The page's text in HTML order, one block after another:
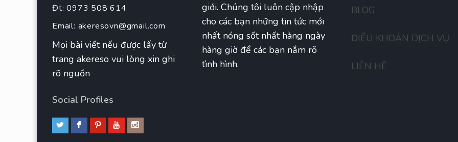
Đt: 0973 508 614
Email: akeresovn@gmail.com
Mọi bài viết nếu được lấy từ
trang akereso vui lòng xin ghi
rõ nguồn
Social Profiles
giới. Chúng tôi luôn cập nhập
cho các bạn những tin tức mới
nhất nóng sốt nhất hàng ngày
hàng giờ để các bạn nắm rõ
tình hình.
BLOG
ĐIỀU KHOẢN DỊCH VỤ
LIÊN HÊ